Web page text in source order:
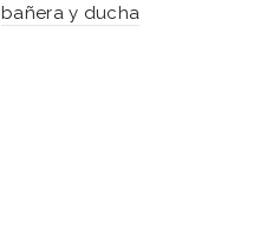
bañera y ducha